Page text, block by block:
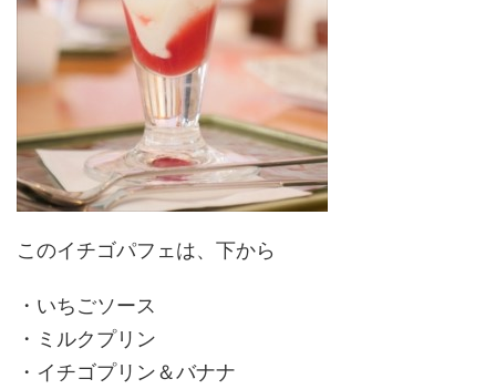
このイチゴパフェは、下から
・いちごソース
・ミルクプリン
・イチゴプリン＆バナナ